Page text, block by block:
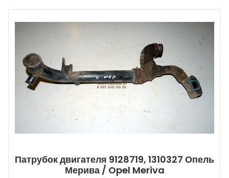
Патрубок двигателя 9128719, 1310327 Опель
Мерива / Opel Meriva